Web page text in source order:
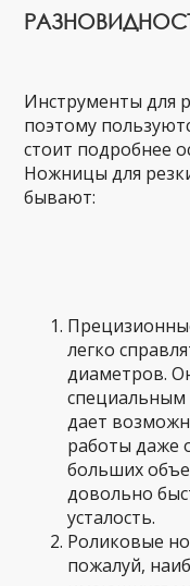
Инструменты для
поэтому
стоит подробнее
Ножницы для
бывают:
легко
диаметров.
дает
работы даже
больших
довольно
усталость.
Роликовые
пожалуй,